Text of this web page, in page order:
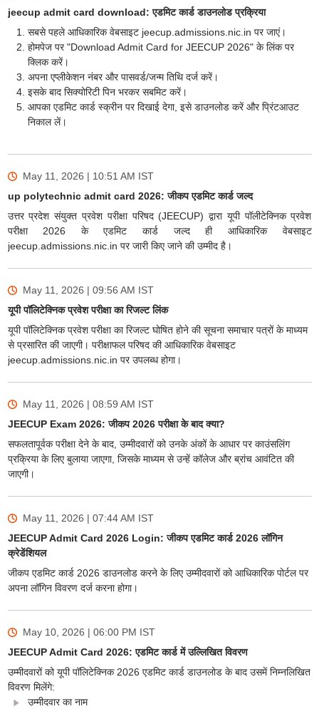
jeecup admit card download: एडमिट कार्ड डाउनलोड प्रक्रिया
सबसे पहले आधिकारिक वेबसाइट jeecup.admissions.nic.in पर जाएं।
होमपेज पर "Download Admit Card for JEECUP 2026" के लिंक पर
क्लिक करें।
अपना एप्लीकेशन नंबर और पासवर्ड/जन्म तिथि दर्ज करें।
इसके बाद सिक्योरिटी पिन भरकर सबमिट करें।
आपका एडमिट कार्ड स्क्रीन पर दिखाई देगा, इसे डाउनलोड करें और प्रिंटआउट
निकाल लें।
May 11, 2026 | 10:51 AM IST
up polytechnic admit card 2026: जीकप एडमिट कार्ड जल्द
उत्तर प्रदेश संयुक्त प्रवेश परीक्षा परिषद (JEECUP) द्वारा यूपी पॉलीटेक्निक प्रवेश
परीक्षा 2026 के एडमिट कार्ड जल्द ही आधिकारिक वेबसाइट
jeecup.admissions.nic.in पर जारी किए जाने की उम्मीद है।
May 11, 2026 | 09:56 AM IST
यूपी पॉलिटेक्निक प्रवेश परीक्षा का रिजल्ट लिंक
यूपी पॉलिटेक्निक प्रवेश परीक्षा का रिजल्ट घोषित होने की सूचना समाचार पत्रों के माध्यम
से प्रसारित की जाएगी। परीक्षाफल परिषद की आधिकारिक वेबसाइट
jeecup.admissions.nic.in पर उपलब्ध होगा।
May 11, 2026 | 08:59 AM IST
JEECUP Exam 2026: जीकप 2026 परीक्षा के बाद क्या?
सफलतापूर्वक परीक्षा देने के बाद, उम्मीदवारों को उनके अंकों के आधार पर काउंसलिंग
प्रक्रिया के लिए बुलाया जाएगा, जिसके माध्यम से उन्हें कॉलेज और ब्रांच आवंटित की
जाएगी।
May 11, 2026 | 07:44 AM IST
JEECUP Admit Card 2026 Login: जीकप एडमिट कार्ड 2026 लॉगिन
क्रेडेंशियल
जीकप एडमिट कार्ड 2026 डाउनलोड करने के लिए उम्मीदवारों को आधिकारिक पोर्टल पर
अपना लॉगिन विवरण दर्ज करना होगा।
May 10, 2026 | 06:00 PM IST
JEECUP Admit Card 2026: एडमिट कार्ड में उल्लिखित विवरण
उम्मीदवारों को यूपी पॉलिटेक्निक 2026 एडमिट कार्ड डाउनलोड के बाद उसमें निम्नलिखित
विवरण मिलेंगे:
उम्मीदवार का नाम